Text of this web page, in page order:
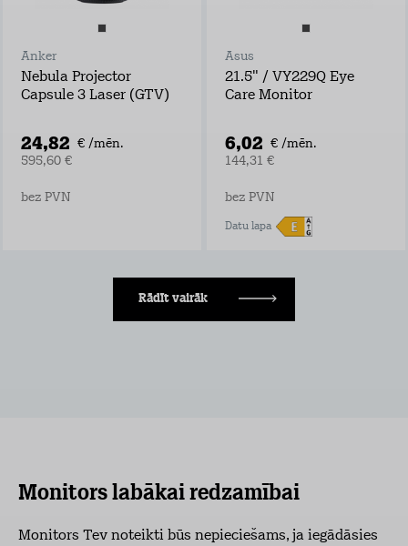
Anker
Nebula Projector
Capsule 3 Laser (GTV)
24,82 € /mēn.
595,60 €
bez PVN
Asus
21.5" / VY229Q Eye
Care Monitor
6,02 € /mēn.
144,31 €
bez PVN
Datu lapa
Rādīt vairāk
Monitors labākai redzamībai
Monitors Tev noteikti būs nepieciešams, ja iegādāsies